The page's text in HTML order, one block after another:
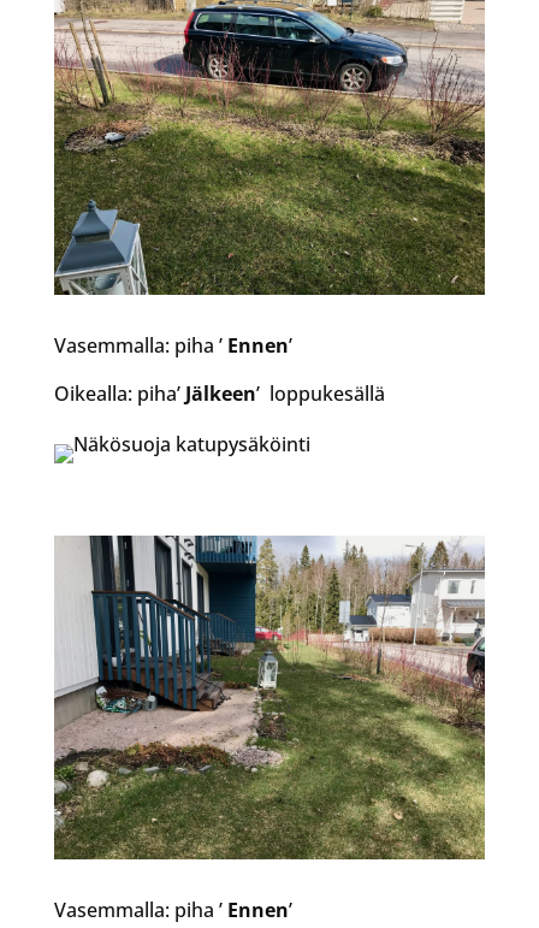
Vasemmalla: piha ’ Ennen’
Oikealla: piha’ Jälkeen’ loppukesällä
Vasemmalla: piha ’ Ennen’